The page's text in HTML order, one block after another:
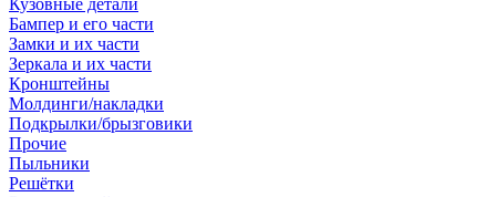
Кузовные детали
Бампер и его части
Замки и их части
Зеркала и их части
Кронштейны
Молдинги/накладки
Подкрылки/брызговики
Прочие
Пыльники
Решётки